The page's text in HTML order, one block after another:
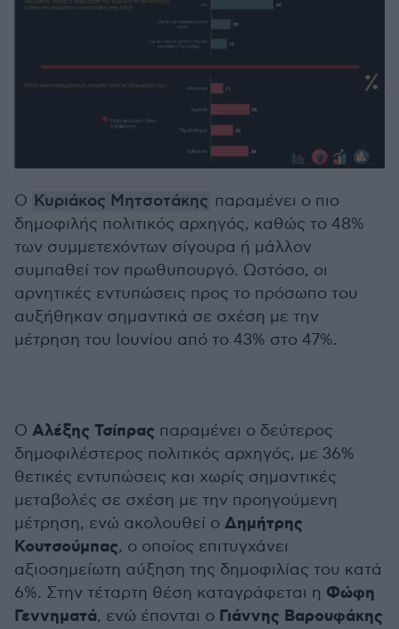
Ο Κυριάκος Μητσοτάκης παραμένει ο πιο
δημοφιλής πολιτικός αρχηγός, καθώς το 48%
των συμμετεχόντων σίγουρα ή μάλλον
συμπαθεί τον πρωθυπουργό. Ωστόσο, οι
αρνητικές εντυπώσεις προς το πρόσωπο του
αυξήθηκαν σημαντικά σε σχέση με την
μέτρηση του Ιουνίου από το 43% στο 47%.
Ο Αλέξης Τσίπρας παραμένει ο δεύτερος
δημοφιλέστερος πολιτικός αρχηγός, με 36%
θετικές εντυπώσεις και χωρίς σημαντικές
μεταβολές σε σχέση με την προηγούμενη
μέτρηση, ενώ ακολουθεί ο Δημήτρης
Κουτσούμπας, ο οποίος επιτυγχάνει
αξιοσημείωτη αύξηση της δημοφιλίας του κατά
6%. Στην τέταρτη θέση καταγράφεται η Φώφη
Γεννηματά, ενώ έπονται ο Γιάννης Βαρουφάκης